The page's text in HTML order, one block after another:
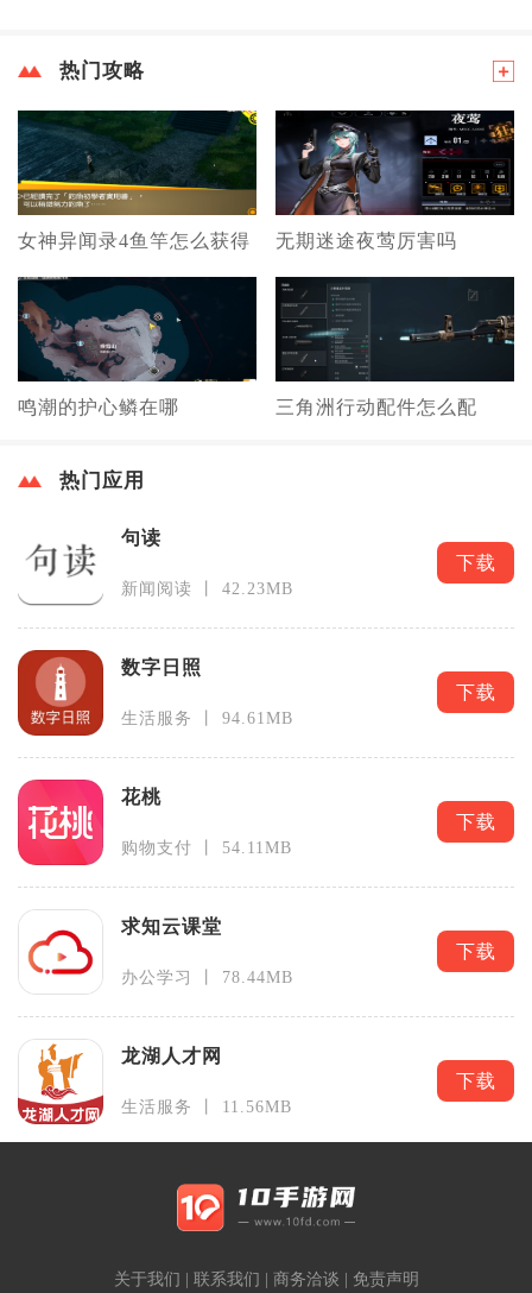
热门攻略
女神异闻录4鱼竿怎么获得 无期迷途夜莺厉害吗
鸣潮的护心鳞在哪 三角洲行动配件怎么配
热门应用
句读
新闻阅读 丨 42.23MB
下载
数字日照
生活服务 丨 94.61MB
下载
花桃
购物支付 丨 54.11MB
下载
求知云课堂
办公学习 丨 78.44MB
下载
龙湖人才网
生活服务 丨 11.56MB
下载
关于我们 | 联系我们 | 商务洽谈 | 免责声明